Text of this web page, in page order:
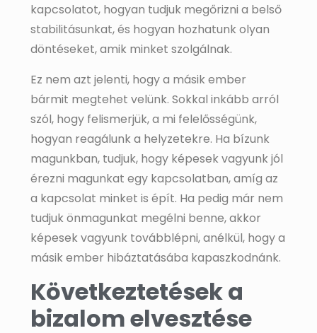
kapcsolatot, hogyan tudjuk megőrizni a belső
stabilitásunkat, és hogyan hozhatunk olyan
döntéseket, amik minket szolgálnak.
Ez nem azt jelenti, hogy a másik ember
bármit megtehet velünk. Sokkal inkább arról
szól, hogy felismerjük, a mi felelősségünk,
hogyan reagálunk a helyzetekre. Ha bízunk
magunkban, tudjuk, hogy képesek vagyunk jól
érezni magunkat egy kapcsolatban, amíg az
a kapcsolat minket is épít. Ha pedig már nem
tudjuk önmagunkat megélni benne, akkor
képesek vagyunk továbblépni, anélkül, hogy a
másik ember hibáztatásába kapaszkodnánk.
Következtetések a
bizalom elvesztése